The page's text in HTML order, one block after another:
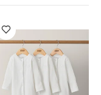
سهل التنظيف وقابل
تشمل:
كوب
مواصفات المنتج:
العمر المناسب: من 8